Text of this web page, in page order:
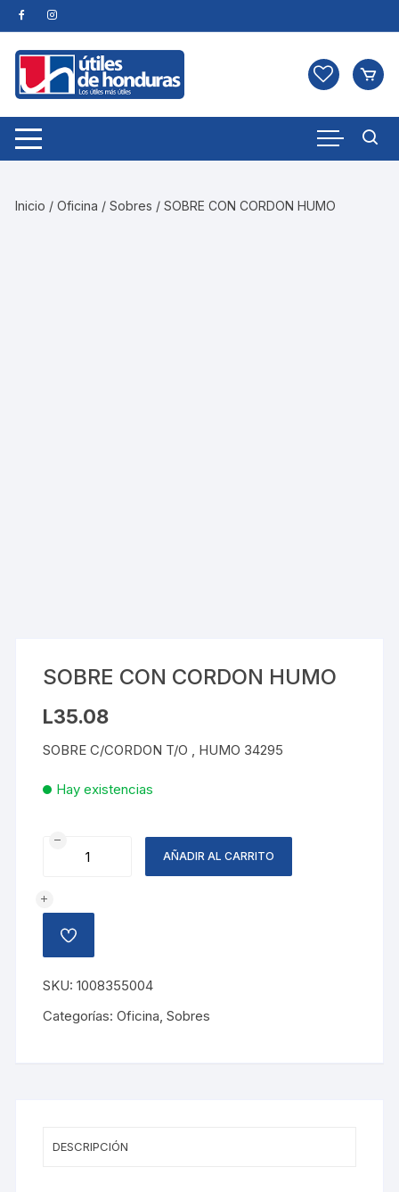
Skip
to
content
Inicio /Oficina /Sobres / SOBRE CON CORDON HUMO
SOBRE CON CORDON HUMO
L35.08
SOBRE C/CORDON T/O , HUMO 34295
Hay existencias
SOBRE
HUMO
cantidad
AÑADIR AL CARRITO
AÑADIR
A
LISTA
DE
DESEOS
SKU:1008355004
Categorías:Oficina,Sobres
DESCRIPCIÓN